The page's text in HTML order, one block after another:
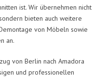
ist. Wir übernehmen nicht
bieten auch weitere
von Möbeln sowie
an.
von Berlin nach Amadora
und professionellen